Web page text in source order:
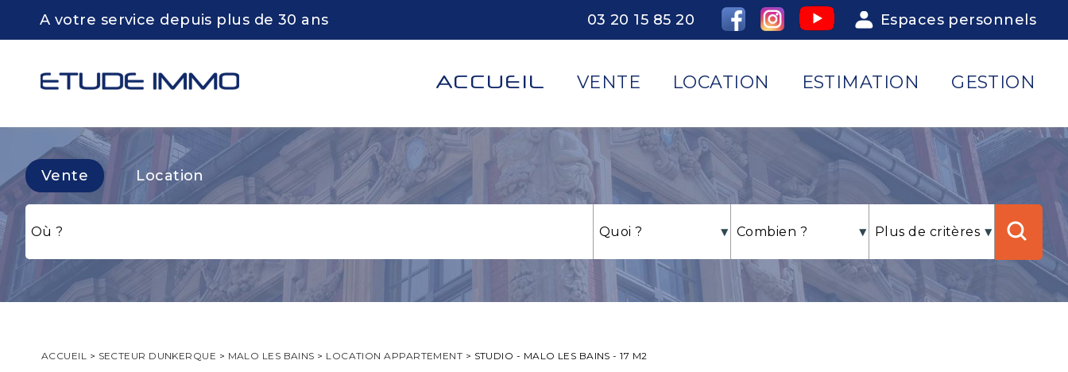
03 20 15 85 20
A votre service depuis plus de 30 ans Espaces personnels
ACCUEIL VENTE LOCATION ESTIMATION GESTION
Vente Location
ACCUEIL > SECTEUR DUNKERQUE > MALO LES BAINS > LOCATION APPARTEMENT > STUDIO - MALO LES BAINS - 17 M2